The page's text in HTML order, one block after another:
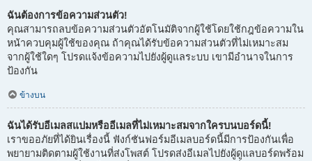
ฉันต้องการข้อความส่วนตัว!
คุณสามารถลบข้อความส่วนตัวอัตโนมัติจากผู้ใช้โดยใช้กฎข้อความใน
หน้าควบคุมผู้ใช้ของคุณ ถ้าคุณได้รับข้อความส่วนตัวที่ไม่เหมาะสม
จากผู้ใช้ใดๆ โปรดแจ้งข้อความไปยังผู้ดูแลระบบ เขามีอำนาจในการ
ป้องกัน
ข้างบน
ฉันได้รับอีเมลสแปมหรืออีเมลที่ไม่เหมาะสมจากใครบนบอร์ดนี้!
เราขออภัยที่ได้ยินเรื่องนี้ ฟังก์ชันฟอร์มอีเมลบอร์ดนี้มีการป้องกันเพื่อ
พยายามติดตามผู้ใช้งานที่ส่งโพสต์ โปรดส่งอีเมลไปยังผู้ดูแลบอร์ดพร้อม